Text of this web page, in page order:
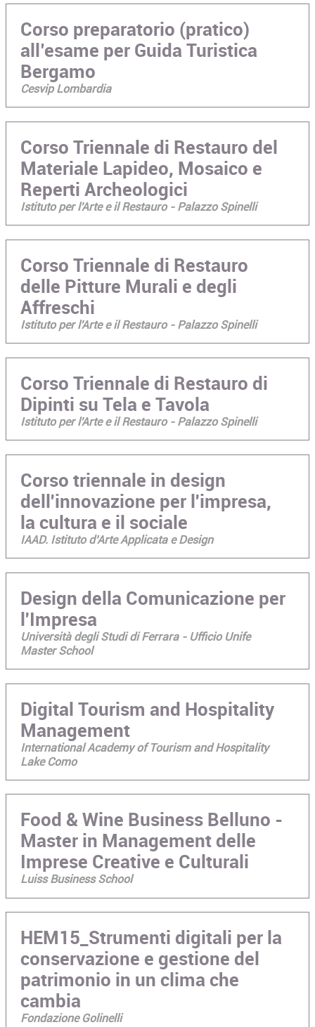
Corso preparatorio (pratico)
all’esame per Guida Turistica
Bergamo
Cesvip Lombardia
Corso Triennale di Restauro del
Materiale Lapideo, Mosaico e
Reperti Archeologici
Istituto per l'Arte e il Restauro - Palazzo Spinelli
Corso Triennale di Restauro
delle Pitture Murali e degli
Affreschi
Istituto per l'Arte e il Restauro - Palazzo Spinelli
Corso Triennale di Restauro di
Dipinti su Tela e Tavola
Istituto per l'Arte e il Restauro - Palazzo Spinelli
Corso triennale in design
dell'innovazione per l'impresa,
la cultura e il sociale
IAAD. Istituto d’Arte Applicata e Design
Design della Comunicazione per
l'Impresa
Università degli Studi di Ferrara - Ufficio Unife
Master School
Digital Tourism and Hospitality
Management
International Academy of Tourism and Hospitality
Lake Como
Food & Wine Business Belluno -
Master in Management delle
Imprese Creative e Culturali
Luiss Business School
HEM15_Strumenti digitali per la
conservazione e gestione del
patrimonio in un clima che
cambia
Fondazione Golinelli